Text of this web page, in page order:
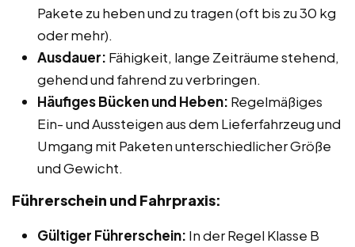
Pakete zu heben und zu tragen (oft bis zu 30 kg
oder mehr).
Ausdauer: Fähigkeit, lange Zeiträume stehend,
gehend und fahrend zu verbringen.
Häufiges Bücken und Heben: Regelmäßiges
Ein- und Aussteigen aus dem Lieferfahrzeug und
Umgang mit Paketen unterschiedlicher Größe
und Gewicht.
Führerschein und Fahrpraxis:
Gültiger Führerschein: In der Regel Klasse B